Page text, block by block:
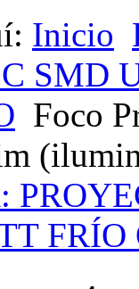
Inicio
SMD
Foco